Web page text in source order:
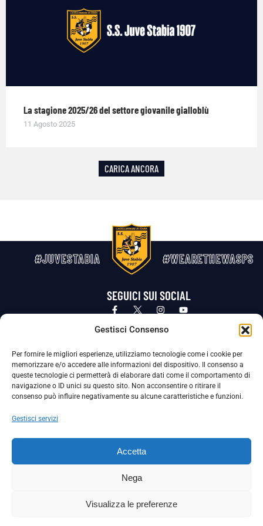
Gestisci Consenso
Per fornire le migliori esperienze, utilizziamo tecnologie come i cookie per
memorizzare e/o accedere alle informazioni del dispositivo. Il consenso a
queste tecnologie ci permetterà di elaborare dati come il comportamento di
navigazione o ID unici su questo sito. Non acconsentire o ritirare il
consenso può influire negativamente su alcune caratteristiche e funzioni.
Gestisci servizi
Accetta
Nega
Visualizza le preferenze
La stagione 2025/26 del settore giovanile gialloblù
11 Agosto 2025
CARICA ANCORA
#JUVESTABIA #WEARETHEWASPS
SEGUICI SUI SOCIAL
Privacy Policy Cookie Policy
La Società ha nominato il Responsabile della Protezione dei Dati Personali (DPO), figura specializzata che vigila sulle modalità
adottate dalla nostra Società per tutelare i Suoi dati personali.
Per contattare il DPO può scrivere a
La Società ha inoltre adottato un proprio Codice Etico, consultabile al seguente link:
Scarica il Codice Etico